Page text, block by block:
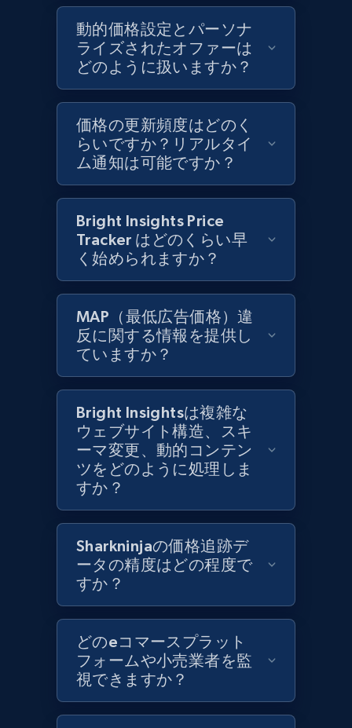
1.3K+ 175+ 今すぐ始める
Target - Discover products by specified
UPC
URL, Product id, Title, Product description,
Rating, Reviews count, Initial price, Discount,
and more.
Zara - Products
Category id, Product id, Product name, Price,
Currency, Colour code, Colour, Description, and
Zara - Products - discovery by category url
Category id, Product id, Product name, Price,
Currency, Colour code, Colour, Description, and
1.2K+ 208+ 今すぐ始める
Best Buy products
URL, Product id, Title, Images, Final price,
Currency, Discount, Initial price, and more.
動的価格設定とパーソナ
ライズされたオファーは
どのように扱いますか？
価格の更新頻度はどのく
らいですか？リアルタイ
ム通知は可能ですか？
Bright Insights Price
Tracker はどのくらい早
く始められますか？
MAP（最低広告価格）違
反に関する情報を提供し
ていますか？
Bright Insightsは複雑な
ウェブサイト構造、スキ
ーマ変更、動的コンテン
ツをどのように処理しま
すか？
Sharkninjaの価格追跡デ
ータの精度はどの程度で
すか？
どのeコマースプラット
フォームや小売業者を監
視できますか？